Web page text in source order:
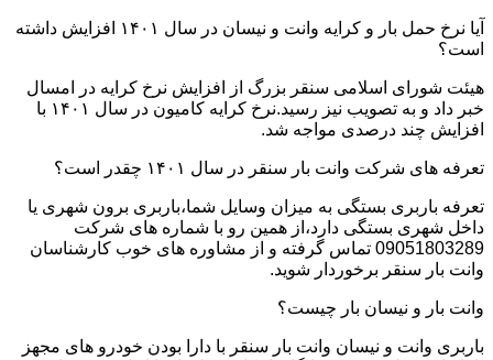
آیا نرخ حمل بار و کرایه وانت و نیسان در سال ۱۴۰۱ افزایش داشته
است؟
هیئت شورای اسلامی سنقر بزرگ از افزایش نرخ کرایه در امسال
خبر داد و به تصویب نیز رسید.نرخ کرایه کامیون در سال ۱۴۰۱ با
افزایش چند درصدی مواجه شد.
تعرفه های شرکت وانت بار سنقر در سال ۱۴۰۱ چقدر است؟
تعرفه باربری بستگی به میزان وسایل شما،باربری برون شهری یا
داخل شهری بستگی دارد،از همین رو با شماره های شرکت
09051803289 تماس گرفته و از مشاوره های خوب کارشناسان
وانت بار سنقر برخوردار شوید.
وانت بار و نیسان بار چیست؟
باربری وانت و نیسان وانت بار سنقر با دارا بودن خودرو های مجهز